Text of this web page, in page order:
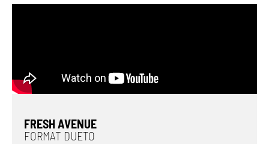
FRESH AVENUE
FORMAT DUETO